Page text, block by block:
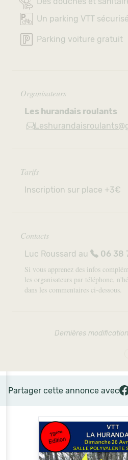
Un parking VTT
Parking voiture gratuit
Organisateurs
Les hurandais roulants
Tarifs
Inscription sur place +3€
Contacts
Luc Roussard au
06 38
Si vous apprenez des infos
les organisateurs par téléphone,
dans les commentaires ci-dessous.
Dernières
Partager cette annonce avec